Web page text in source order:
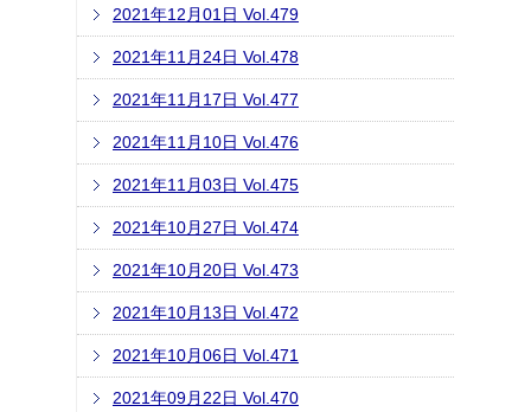
2021年12月01日 Vol.479
2021年11月24日 Vol.478
2021年11月17日 Vol.477
2021年11月10日 Vol.476
2021年11月03日 Vol.475
2021年10月27日 Vol.474
2021年10月20日 Vol.473
2021年10月13日 Vol.472
2021年10月06日 Vol.471
2021年09月22日 Vol.470